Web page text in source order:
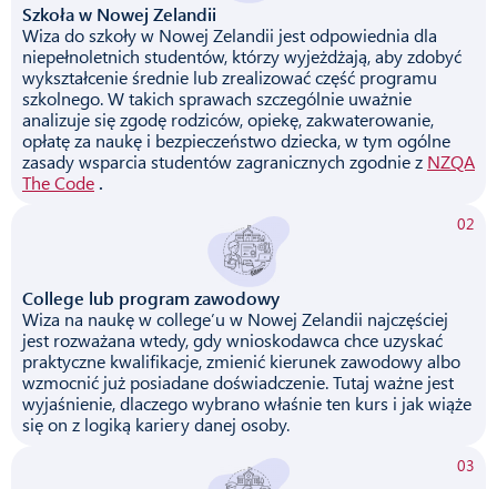
Szkoła w Nowej Zelandii
Wiza do szkoły w Nowej Zelandii jest odpowiednia dla
niepełnoletnich studentów, którzy wyjeżdżają, aby zdobyć
wykształcenie średnie lub zrealizować część programu
szkolnego. W takich sprawach szczególnie uważnie
analizuje się zgodę rodziców, opiekę, zakwaterowanie,
opłatę za naukę i bezpieczeństwo dziecka, w tym ogólne
zasady wsparcia studentów zagranicznych zgodnie z NZQA
The Code .
02
College lub program zawodowy
Wiza na naukę w college’u w Nowej Zelandii najczęściej
jest rozważana wtedy, gdy wnioskodawca chce uzyskać
praktyczne kwalifikacje, zmienić kierunek zawodowy albo
wzmocnić już posiadane doświadczenie. Tutaj ważne jest
wyjaśnienie, dlaczego wybrano właśnie ten kurs i jak wiąże
się on z logiką kariery danej osoby.
03